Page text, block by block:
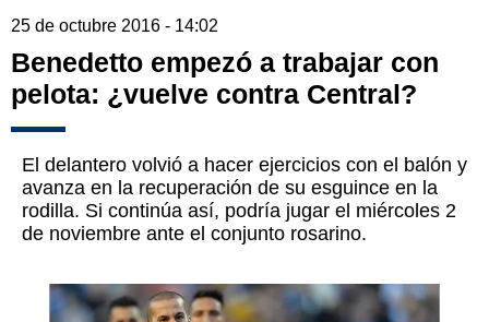
25 de octubre 2016 - 14:02
Benedetto empezó a trabajar con
pelota: ¿vuelve contra Central?
El delantero volvió a hacer ejercicios con el balón y
avanza en la recuperación de su esguince en la
rodilla. Si continúa así, podría jugar el miércoles 2
de noviembre ante el conjunto rosarino.